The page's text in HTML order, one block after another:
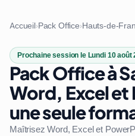
Accueil›Pack Office›Hauts-de-
Prochaine session le Lundi 10 août
Pack Office à
Word, Excel et
une seule
Maîtrisez Word, Excel et